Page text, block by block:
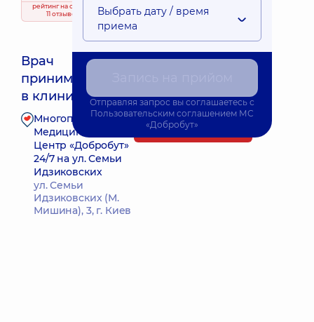
рейтингна основе
11 отзывов
Врач
принимает
в клинике
Многопрофильный
Медицинский
Центр «Добробут»
24/7 на ул. Семьи
Идзиковских
ул. Семьи
Идзиковских (М.
Мишина), 3, г. Киев
Запись к врачу
Выбрать дату / время
приема
Отправляя запрос вы соглашаетесь с
Пользовательским соглашением МС
«Добробут»